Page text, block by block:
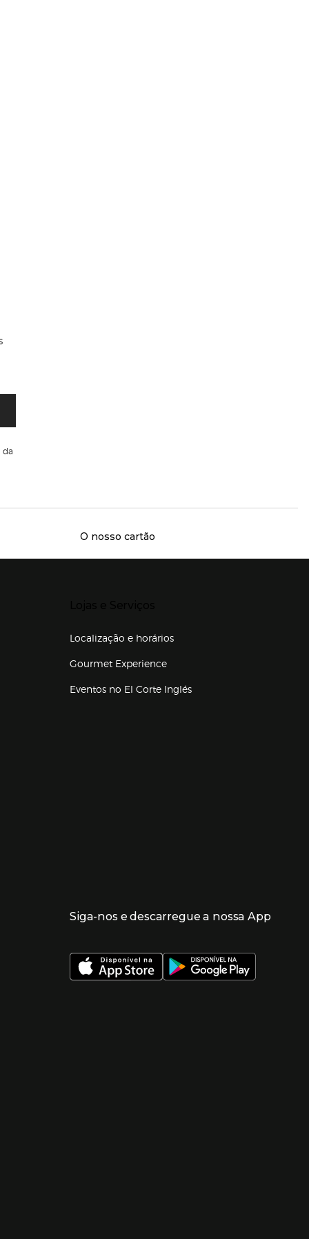
da
O nosso cartão
Localização e horários
Gourmet Experience
Eventos no El Corte Inglés
ventana)
ventana)
Siga-nos e descarregue a nossa App